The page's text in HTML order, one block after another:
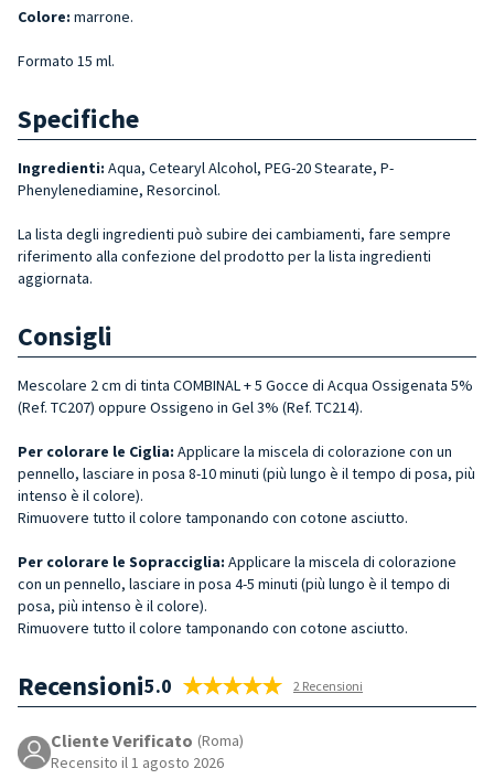
Colore: marrone.
Formato 15 ml.
Specifiche
Ingredienti: Aqua, Cetearyl Alcohol, PEG-20 Stearate, P-
Phenylenediamine, Resorcinol.
La lista degli ingredienti può subire dei cambiamenti, fare sempre
riferimento alla confezione del prodotto per la lista ingredienti
aggiornata.
Consigli
Mescolare 2 cm di tinta COMBINAL + 5 Gocce di Acqua Ossigenata 5%
(Ref. TC207) oppure Ossigeno in Gel 3% (Ref. TC214).
Per colorare le Ciglia: Applicare la miscela di colorazione con un
pennello, lasciare in posa 8-10 minuti (più lungo è il tempo di posa, più
intenso è il colore).
Rimuovere tutto il colore tamponando con cotone asciutto.
Per colorare le Sopracciglia: Applicare la miscela di colorazione
con un pennello, lasciare in posa 4-5 minuti (più lungo è il tempo di
posa, più intenso è il colore).
Rimuovere tutto il colore tamponando con cotone asciutto.
Recensioni5.0 2 Recensioni
Cliente Verificato (Roma)
Recensito il 1 agosto 2026